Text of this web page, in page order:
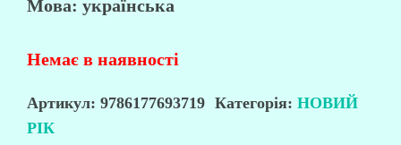
Мова: українська
Немає в наявності
Артикул: 9786177693719 Категорія: НОВИЙ
РІК